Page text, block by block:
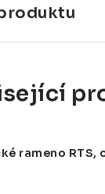
rameno RTS,